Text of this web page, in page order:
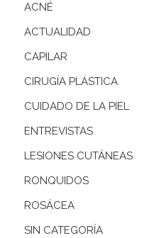
ACNÉ
ACTUALIDAD
CAPILAR
CIRUGÍA PLÁSTICA
CUIDADO DE LA PIEL
ENTREVISTAS
LESIONES CUTÁNEAS
RONQUIDOS
ROSÁCEA
SIN CATEGORÍA